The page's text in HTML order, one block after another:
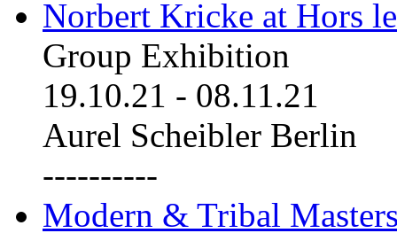
Norbert Kricke at Hors
Group Exhibition
19.10.21 - 08.11.21
Aurel Scheibler Berlin
----------
Modern & Tribal